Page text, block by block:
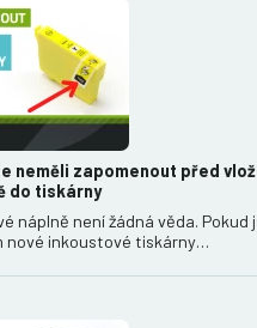
neměli zapomenout před
do tiskárny
náplně není žádná věda. Pokud
nové inkoustové tiskárny…